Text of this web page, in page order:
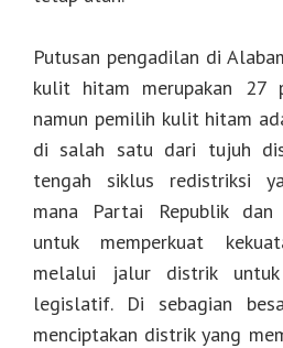
Putusan pengadilan di
kulit hitam merupakan 27
namun pemilih kulit hitam
di salah satu dari tujuh
tengah siklus redistriksi
mana Partai Republik dan
untuk memperkuat
melalui jalur distrik
legislatif. Di sebagian
menciptakan distrik yang